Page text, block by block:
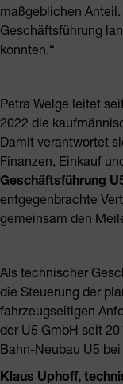
maßgeblichen
Geschäftsführung
konnten.“
Petra Welge leitet
2022 die
Damit verantwortet
Finanzen, Einkauf
Geschäftsführung
entgegenbrachte
gemeinsam den
Als technischer
die Steuerung der
fahrzeugseitigen
der U5 GmbH seit
Bahn-Neubau U5
Klaus Uphoff,